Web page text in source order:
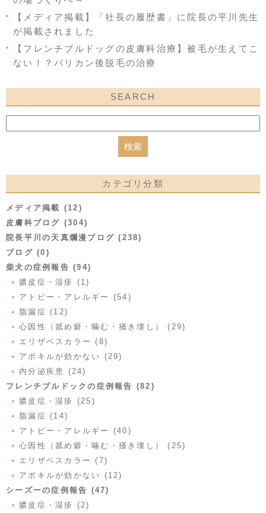
【メディア掲載】「社長の履歴書」に院長の平川先生
が掲載されました
【フレンチブルドッグの皮膚科治療】被毛が生えてこ
ない！？バリカン後脱毛の治療
SEARCH
カテゴリ分類
メディア掲載 (12)
皮膚科ブログ (304)
院長平川の天真爛漫ブログ (238)
ブログ (0)
柴犬の症例報告 (94)
膿皮症・湿疹 (1)
アトピー・アレルギー (54)
脂漏症 (12)
心因性（舐め癖・噛む・掻き壊し） (29)
エリザベスカラー (8)
アポキルが効かない (29)
内分泌疾患 (24)
フレンチブルドックの症例報告 (82)
膿皮症・湿疹 (25)
脂漏症 (14)
アトピー・アレルギー (40)
心因性（舐め癖・噛む・掻き壊し） (25)
エリザベスカラー (7)
アポキルが効かない (12)
シーズーの症例報告 (47)
膿皮症・湿疹 (2)